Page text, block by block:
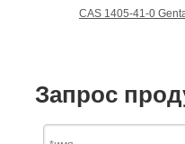
CAS 1405-41-0
Запрос